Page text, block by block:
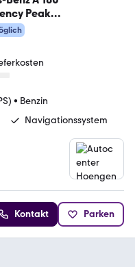
Peak
Line*KeyL
• Benzin
Navigationssystem
Kontakt Parken